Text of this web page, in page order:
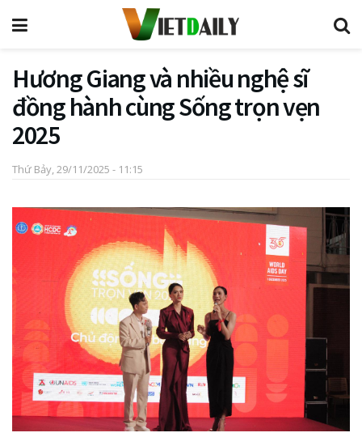
Hương Giang và nhiều nghệ sĩ
đồng hành cùng Sống trọn vẹn
2025
Thứ Bảy, 29/11/2025 - 11:15